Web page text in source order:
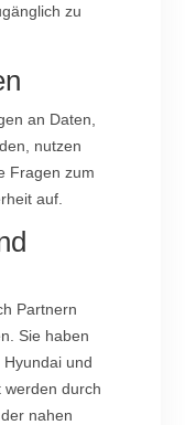
zu
an Daten,
nutzen
Fragen zum
auf.
Partnern
Sie haben
und
werden durch
nahen